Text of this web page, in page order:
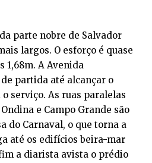
parte nobre de Salvador
largos. O esforço é quase
1,68m. A Avenida
partida até alcançar o
serviço. As ruas paralelas
e Campo Grande são
do Carnaval, o que torna a
até os edifícios beira-mar
a diarista avista o prédio